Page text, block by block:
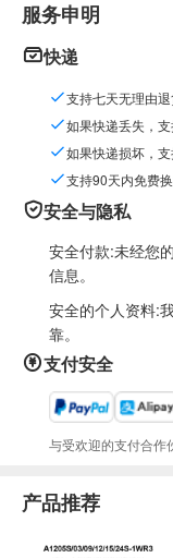
服务申明
快递
支持七天无理由
如果快递丢失，
如果快递损坏，
支持90天内免费
安全与隐私
安全付款:未经您
信息。
安全的个人资料:
靠。
支付安全
与受欢迎的支付合作
产品推荐